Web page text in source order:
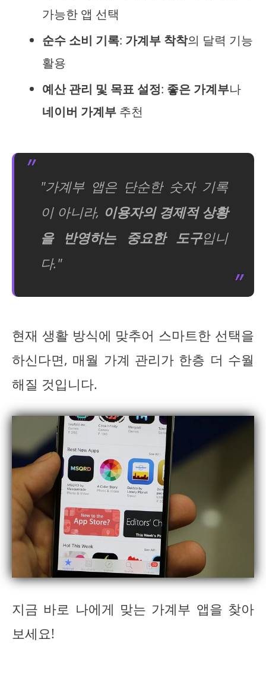
가능한 앱 선택
순수 소비 기록: 가계부 착착의 달력 기능
활용
예산 관리 및 목표 설정: 좋은 가계부나
네이버 가계부 추천
"가계부 앱은 단순한 숫자 기록
이 아니라, 이용자의 경제적 상황
을 반영하는 중요한 도구입니
다."
현재 생활 방식에 맞추어 스마트한 선택을
하신다면, 매월 가계 관리가 한층 더 수월
해질 것입니다.
지금 바로 나에게 맞는 가계부 앱을 찾아
보세요!